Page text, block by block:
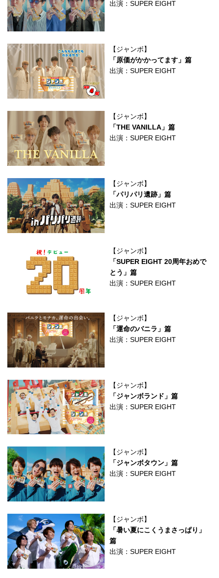
出演：SUPER EIGHT
【ジャンボ】
「原価がかかってます」篇
出演：SUPER EIGHT
【ジャンボ】
「THE VANILLA」篇
出演：SUPER EIGHT
【ジャンボ】
「パリパリ遺跡」篇
出演：SUPER EIGHT
【ジャンボ】
「SUPER EIGHT 20周年おめで
とう」篇
出演：SUPER EIGHT
【ジャンボ】
「運命のバニラ」篇
出演：SUPER EIGHT
【ジャンボ】
「ジャンボランド」篇
出演：SUPER EIGHT
【ジャンボ】
「ジャンボタウン」篇
出演：SUPER EIGHT
【ジャンボ】
「暑い夏にこくうまさっぱり」
篇
出演：SUPER EIGHT